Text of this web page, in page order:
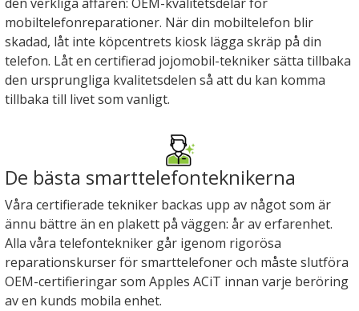
den verkliga affären: OEM-kvalitetsdelar för
mobiltelefonreparationer. När din mobiltelefon blir
skadad, låt inte köpcentrets kiosk lägga skräp på din
telefon. Låt en certifierad jojomobil-tekniker sätta tillbaka
den ursprungliga kvalitetsdelen så att du kan komma
tillbaka till livet som vanligt.
De bästa smarttelefonteknikerna
Våra certifierade tekniker backas upp av något som är
ännu bättre än en plakett på väggen: år av erfarenhet.
Alla våra telefontekniker går igenom rigorösa
reparationskurser för smarttelefoner och måste slutföra
OEM-certifieringar som Apples ACiT innan varje beröring
av en kunds mobila enhet.